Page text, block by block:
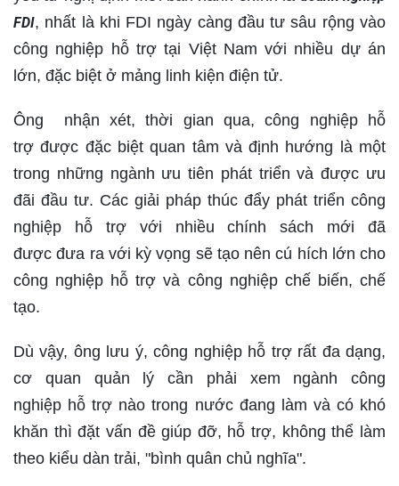
FDI, nhất là khi FDI ngày càng đầu tư sâu rộng vào
công nghiệp hỗ trợ tại Việt Nam với nhiều dự án
lớn, đặc biệt ở mảng linh kiện điện tử.
Ông nhận xét, thời gian qua, công nghiệp hỗ
trợ được đặc biệt quan tâm và định hướng là một
trong những ngành ưu tiên phát triển và được ưu
đãi đầu tư. Các giải pháp thúc đẩy phát triển công
nghiệp hỗ trợ với nhiều chính sách mới đã
được đưa ra với kỳ vọng sẽ tạo nên cú hích lớn cho
công nghiệp hỗ trợ và công nghiệp chế biến, chế
tạo.
Dù vậy, ông lưu ý, công nghiệp hỗ trợ rất đa dạng,
cơ quan quản lý cần phải xem ngành công
nghiệp hỗ trợ nào trong nước đang làm và có khó
khăn thì đặt vấn đề giúp đỡ, hỗ trợ, không thể làm
theo kiểu dàn trải, "bình quân chủ nghĩa".